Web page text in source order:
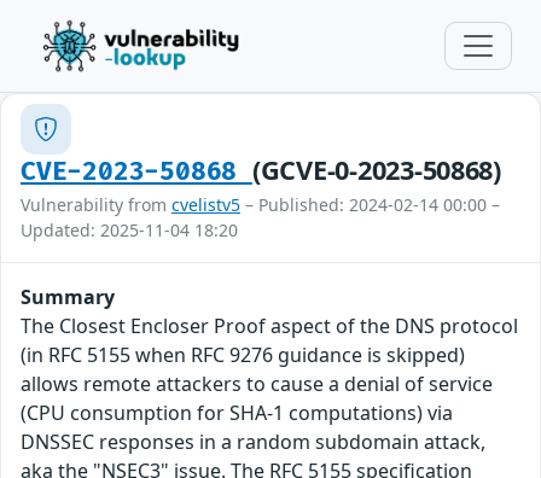
CVE-2023-50868 (GCVE-0-2023-50868)
Vulnerability from cvelistv5 – Published: 2024-02-14 00:00 –
Updated: 2025-11-04 18:20
Summary
The Closest Encloser Proof aspect of the DNS protocol
(in RFC 5155 when RFC 9276 guidance is skipped)
allows remote attackers to cause a denial of service
(CPU consumption for SHA-1 computations) via
DNSSEC responses in a random subdomain attack,
aka the "NSEC3" issue. The RFC 5155 specification